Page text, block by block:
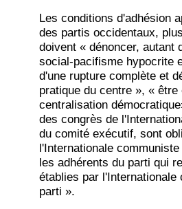
Les conditions d'adhésion
des partis occidentaux,
doivent « dénoncer, autant
social-pacifisme hypocrite
d'une rupture complète et
pratique du centre », «
centralisation
des congrès de
du comité exécutif, sont
l'Internationale
les adhérents du parti qui
établies par
parti ».